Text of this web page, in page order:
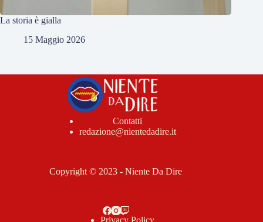
La storia è gialla
15 Maggio 2026
Contatti
redazione@nientedadire.it
Copyright © 2023 - Niente Da Dire
Privacy Policy